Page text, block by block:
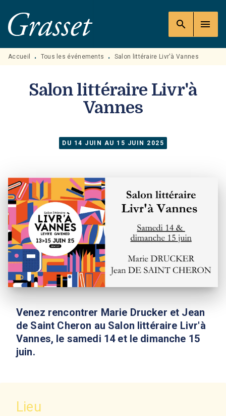
MENU RECHERCHE
PIED DE PAGE
search menu
Accueil • Tous les événements • Salon littéraire Livr'à Vannes
Salon littéraire Livr'à
Vannes
DU 14 JUIN AU 15 JUIN 2025
Venez rencontrer Marie Drucker et Jean
de Saint Cheron au Salon littéraire Livr'à
Vannes, le samedi 14 et le dimanche 15
juin.
Lieu